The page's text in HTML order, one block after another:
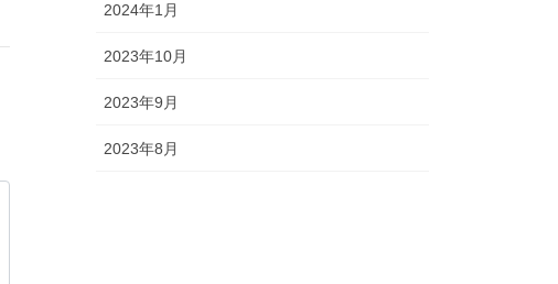
2024年1月
2023年10月
2023年9月
2023年8月